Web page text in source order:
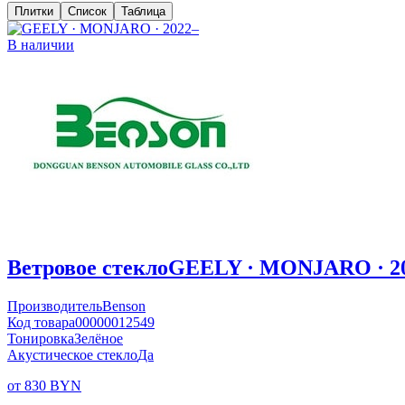
Плитки Список Таблица
В наличии
Ветровое стеклоGEELY · MONJARO ·
ПроизводительBenson
Код товара00000012549
ТонировкаЗелёное
Акустическое стеклоДа
от 830 BYN